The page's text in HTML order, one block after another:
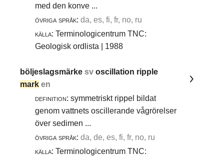
med den konve ...
övriga språk: da, es, fi, fr, no, ru
källa: Terminologicentrum TNC:
Geologisk ordlista | 1988
böljeslagsmärkesvoscillation ripple
mark en
definition: symmetriskt rippel bildat
genom vattnets oscillerande vågrörelser
över sedimen ...
övriga språk: da, de, es, fi, fr, no, ru
källa: Terminologicentrum TNC: